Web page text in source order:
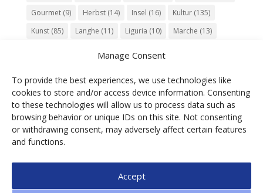
Manage Consent
To provide the best experiences, we use technologies like
cookies to store and/or access device information. Consenting
to these technologies will allow us to process data such as
browsing behavior or unique IDs on this site. Not consenting
or withdrawing consent, may adversely affect certain features
and functions.
Accept
Gourmet(9) Herbst(14) Insel (16) Kultur(135)
Kunst(85) Langhe (11) Liguria (10) Marche (13)
Piemonte(15) Puglia(12) Religion(22) Roma(47)
Sardegna(20) September(9) Torino(12)
Tradition(26) Veneto(12) Verona(11) Wein(31)
Wine(30)